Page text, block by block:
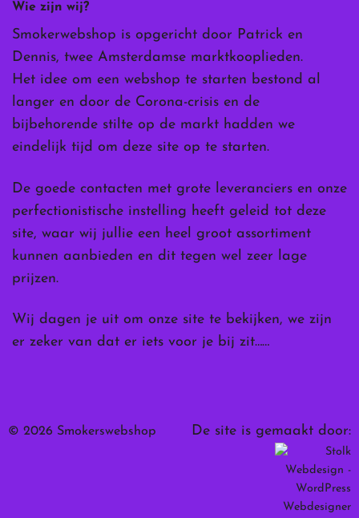
Wie zijn wij?
Smokerwebshop is opgericht door Patrick en
Dennis, twee Amsterdamse marktkooplieden.
Het idee om een webshop te starten bestond al
langer en door de Corona-crisis en de
bijbehorende stilte op de markt hadden we
eindelijk tijd om deze site op te starten.
De goede contacten met grote leveranciers en onze
perfectionistische instelling heeft geleid tot deze
site, waar wij jullie een heel groot assortiment
kunnen aanbieden en dit tegen wel zeer lage
prijzen.
Wij dagen je uit om onze site te bekijken, we zijn
er zeker van dat er iets voor je bij zit……
© 2026 Smokerswebshop De site is gemaakt door: